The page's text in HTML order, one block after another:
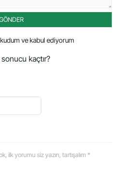
ve kabul ediyorum
kaçtır?
ilk yorumu siz yazın, tartışalım *